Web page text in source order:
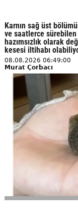
Karnın sağ üst
ve saatlerce
hazımsızlık olarak
kesesi iltihabı
08.08.2026 06:49:00
Murat Çorbacı